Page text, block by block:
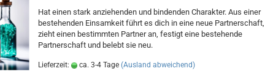
Hat einen stark anziehenden und bindenden Charakter. Aus einer
bestehenden Einsamkeit führt es dich in eine neue Partnerschaft,
zieht einen bestimmten Partner an, festigt eine bestehende
Partnerschaft und belebt sie neu.
Lieferzeit: ca. 3-4 Tage (Ausland abweichend)